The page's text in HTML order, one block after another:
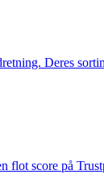
Deres
flot score på